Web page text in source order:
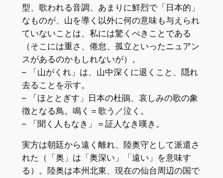
型、歌われる音調、あまりに鮮烈で「日本的」
なものが、山を導く以外に何の意味も与えられ
ていないことは、私には驚くべきことである
（そこには重さ、倦怠、孤立といったニュアン
スがあるのかもしれないが）。
– 「山がくれ」は、山中深くに退くこと、隠れ
去ることを示す。
– 「ほととぎす」日本の杜鵑、哀しみの歌の象
徴となる鳥。鳴く＝歌う／泣く。
– 「聞く人もなき」＝証人なき嘆き。
実方は朝廷から遠く離れ、陸奥守として派遣さ
れた（「奥」は「奥深い」「遠い」を意味す
る）。陸奥は本州北東、現在の仙台周辺の国で